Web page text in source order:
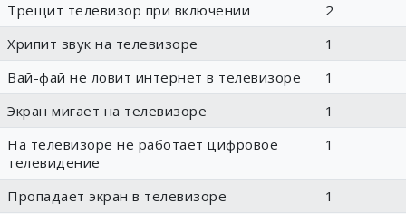
Трещит телевизор при включении
2
Хрипит звук на телевизоре
1
Вай-фай не ловит интернет в телевизоре
1
Экран мигает на телевизоре
1
На телевизоре не работает цифровое
телевидение
1
Пропадает экран в телевизоре 1